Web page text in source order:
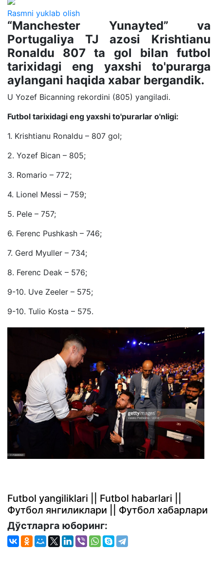
Rasmni yuklab olish
“Manchester Yunayted” va
Portugaliya TJ azosi Krishtianu
Ronaldu 807 ta gol bilan futbol
tarixidagi eng yaxshi to'purarga
aylangani haqida xabar bergandik.
U Yozef Bicanning rekordini (805) yangiladi.
Futbol tarixidagi eng yaxshi to'purarlar o'nligi:
1. Krishtianu Ronaldu – 807 gol;
2. Yozef Bican – 805;
3. Romario – 772;
4. Lionel Messi – 759;
5. Pele – 757;
6. Ferenc Pushkash – 746;
7. Gerd Myuller – 734;
8. Ferenc Deak – 576;
9-10. Uve Zeeler – 575;
9-10. Tulio Kosta – 575.
Futbol yangiliklari || Futbol habarlari ||
Футбол янгиликлари || Футбол хабарлари
Дўстларга юборинг: